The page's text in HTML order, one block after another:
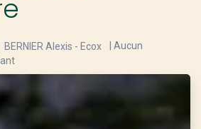
BERNIER Alexis - Ecox
| Aucun